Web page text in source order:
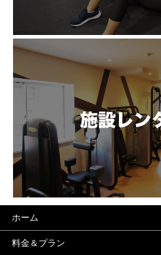
ホーム
料金＆プラン